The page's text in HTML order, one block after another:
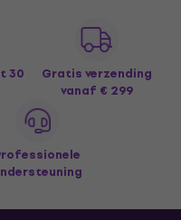
30
Gratis verzending
vanaf € 299